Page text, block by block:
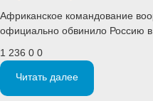
Африканское командование
официально обвинило Россию в
1 236 0 0
Читать далее